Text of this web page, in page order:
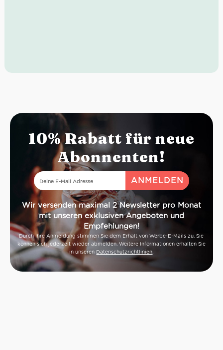
10% Rabatt für neue
Abonnenten!
Wir versenden maximal 2 Newsletter pro Monat
mit unseren exklusiven Angeboten und
Empfehlungen!
Durch Ihre Anmeldung stimmen Sie dem Erhalt von Werbe-E-Mails zu. Sie
können sich jederzeit wieder abmelden. Weitere Informationen erhalten Sie
in unseren Datenschutzrichtlinien